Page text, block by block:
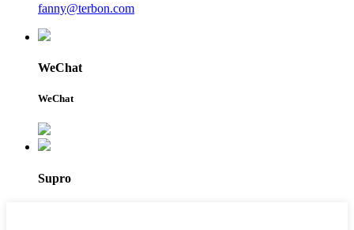
fanny@terbon.com
WeChat
WeChat
Supro